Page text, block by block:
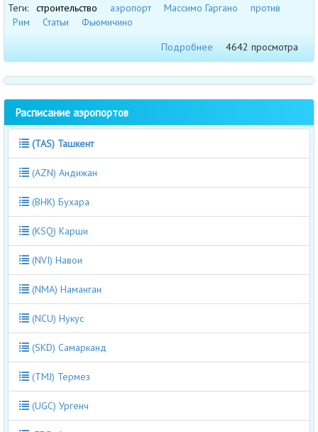
Теги: cтроительство аэропорт Массимо Гаргано
против
Рим
Статьи
Фьюмичино
Подробнее
4642 просмотра
Расписание аэропортов
(TAS) Ташкент
(AZN) Андижан
(BHK) Бухара
(KSQ) Карши
(NVI) Навои
(NMA) Наманган
(NCU) Нукус
(SKD) Самарканд
(TMJ) Термез
(UGC) Ургенч